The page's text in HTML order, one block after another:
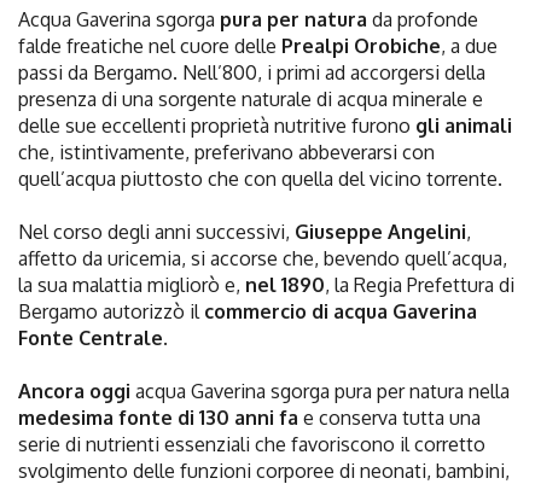
Acqua Gaverina sgorga pura per natura da profonde
falde freatiche nel cuore delle Prealpi Orobiche, a due
passi da Bergamo. Nell’800, i primi ad accorgersi della
presenza di una sorgente naturale di acqua minerale e
delle sue eccellenti proprietà nutritive furono gli animali
che, istintivamente, preferivano abbeverarsi con
quell’acqua piuttosto che con quella del vicino torrente.
Nel corso degli anni successivi, Giuseppe Angelini,
affetto da uricemia, si accorse che, bevendo quell’acqua,
la sua malattia migliorò e, nel 1890, la Regia Prefettura di
Bergamo autorizzò il commercio di acqua Gaverina
Fonte Centrale.
Ancora oggi acqua Gaverina sgorga pura per natura nella
medesima fonte di 130 anni fa e conserva tutta una
serie di nutrienti essenziali che favoriscono il corretto
svolgimento delle funzioni corporee di neonati, bambini,